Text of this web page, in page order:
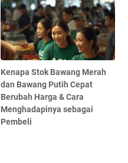
Kenapa Stok Bawang Merah
dan Bawang Putih Cepat
Berubah Harga & Cara
Menghadapinya sebagai
Pembeli